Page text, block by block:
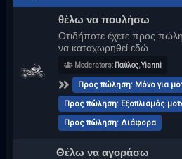
θέλω να πουλήσω
Οτιδήποτε έχετε προς
να καταχωρηθεί εδώ
Moderators: Παύλος,Yianni
Προς πώληση: Μόνο για
Προς πώληση: Εξοπλισμός
Προς πώληση: Διάφορα
Θέλω να αγοράσω